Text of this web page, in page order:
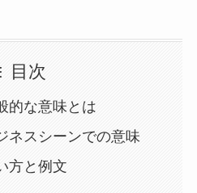
目次
的な意味とは
ネスシーンでの意味
方と例文